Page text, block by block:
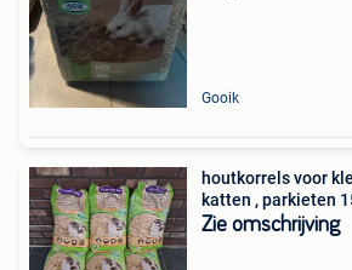
Gooik
houtkorrels voor
katten , parkieten
Zie omschrijving